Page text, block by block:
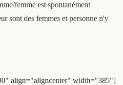
femme est spontanément
sont des femmes et personne n'y
align="aligncenter" width="385"]